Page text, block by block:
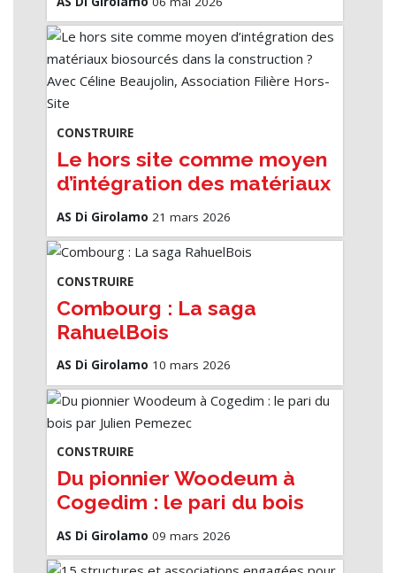
Forum Bois Construction
CONSTRUIRE
Le hors site comme moyen
d’intégration des matériaux
biosourcés dans la
construction ? Avec Céline
Beaujolin, Association
Filière Hors-Site
AS Di Girolamo 21 mars 2026
CONSTRUIRE
Combourg : La saga
RahuelBois
AS Di Girolamo 10 mars 2026
CONSTRUIRE
Du pionnier Woodeum à
Cogedim : le pari du bois
par Julien Pemezec
AS Di Girolamo 09 mars 2026